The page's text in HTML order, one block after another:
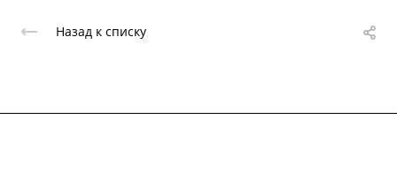
Назад к списку